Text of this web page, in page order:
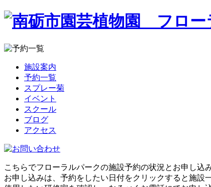
施設案内
予約一覧
スプレー菊
イベント
スクール
ブログ
アクセス
こちらでフローラルパークの施設予約の状況とお申し込
お申し込みは、予約をしたい日付をクリックすると施設